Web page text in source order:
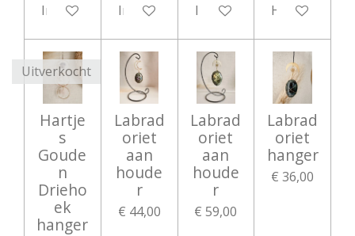
In winkelwagenIn winkelwagenIn winkelwagenHoud mij op
Uitverkocht
Hartje
s
Goude
n
Drieho
ek
hanger
Labrad
oriet
aan
houde
r
€ 44,00
Labrad
oriet
aan
houde
r
€ 59,00
Labrad
oriet
hanger
€ 36,00